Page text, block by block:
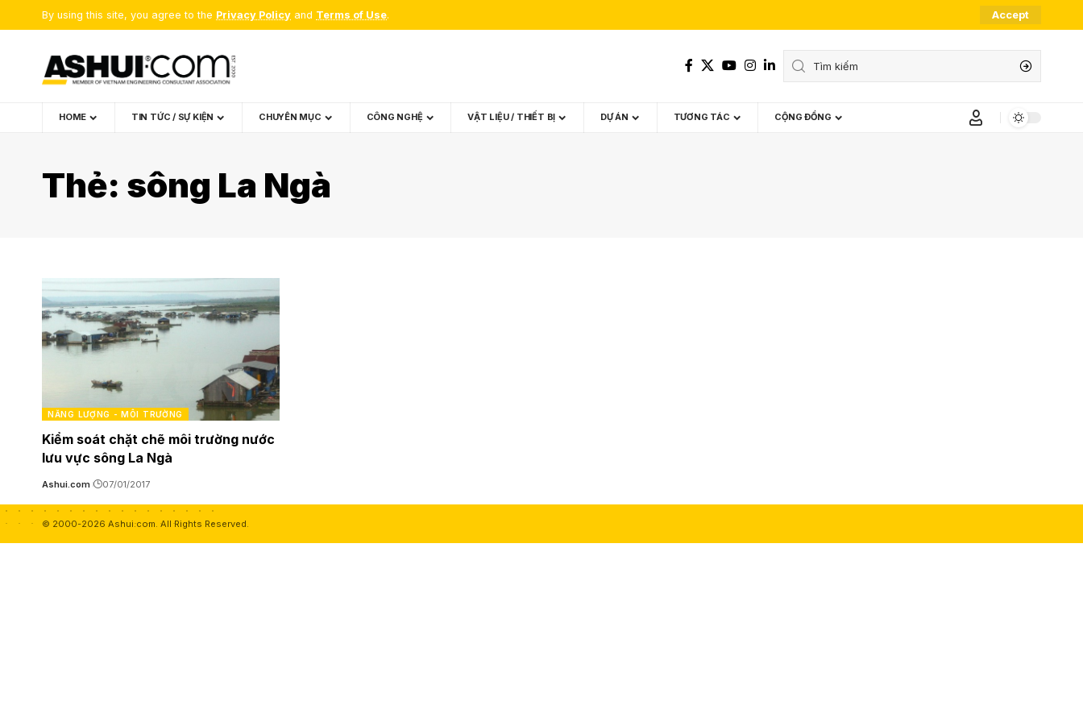
By using this site, you agree to the Privacy Policy and Terms of Use. Accept
HOME TIN TỨC / SỰ KIỆN CHUYÊN MỤC CÔNG NGHỆ VẬT LIỆU / THIẾT BỊ DỰ ÁN TƯƠNG TÁC CỘNG ĐỒNG
Thẻ: sông La Ngà
NĂNG LƯỢNG - MÔI TRƯỜNG
Kiểm soát chặt chẽ môi trường nước
lưu vực sông La Ngà
Ashui.com 07/01/2017
© 2000-2026 Ashui.com. All Rights Reserved.